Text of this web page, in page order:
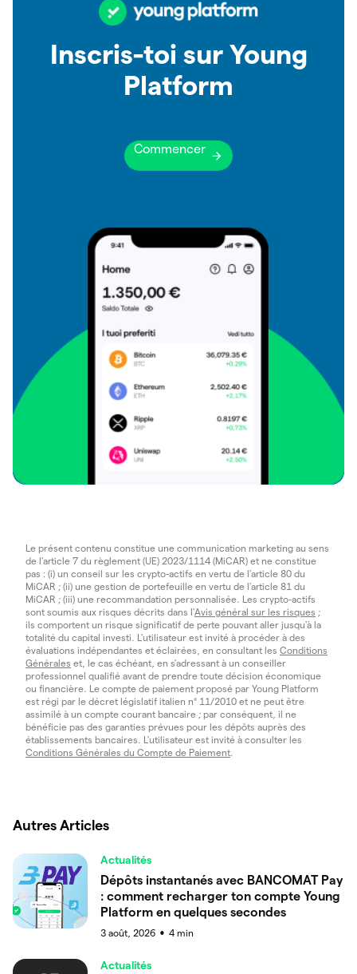
Inscris-toi sur Young
Platform
Commencer
Le présent contenu constitue une communication marketing au sens
de l'article 7 du règlement (UE) 2023/1114 (MiCAR) et ne constitue
pas : (i) un conseil sur les crypto-actifs en vertu de l'article 80 du
MiCAR ; (ii) une gestion de portefeuille en vertu de l'article 81 du
MiCAR ; (iii) une recommandation personnalisée. Les crypto-actifs
sont soumis aux risques décrits dans l'Avis général sur les risques ;
ils comportent un risque significatif de perte pouvant aller jusqu'à la
totalité du capital investi. L'utilisateur est invité à procéder à des
évaluations indépendantes et éclairées, en consultant les Conditions
Générales et, le cas échéant, en s'adressant à un conseiller
professionnel qualifié avant de prendre toute décision économique
ou financière. Le compte de paiement proposé par Young Platform
est régi par le décret législatif italien n° 11/2010 et ne peut être
assimilé à un compte courant bancaire ; par conséquent, il ne
bénéficie pas des garanties prévues pour les dépôts auprès des
établissements bancaires. L'utilisateur est invité à consulter les
Conditions Générales du Compte de Paiement
Autres Articles
Actualités
Dépôts instantanés avec BANCOMAT Pay
: comment recharger ton compte Young
Platform en quelques secondes
3 août, 2026 ● 4 min
Actualités